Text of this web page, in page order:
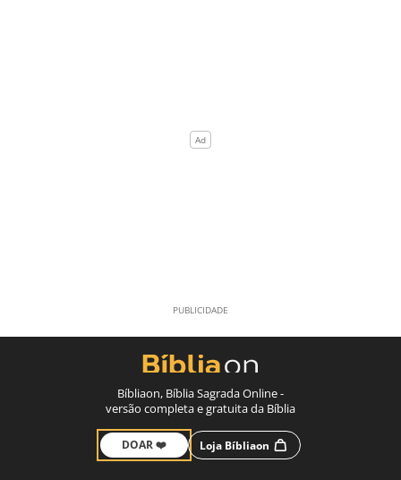
Bíbliaon, Bíblia Sagrada Online -
versão completa e gratuita da Bíblia
DOAR ❤️ Loja Bíbliaon